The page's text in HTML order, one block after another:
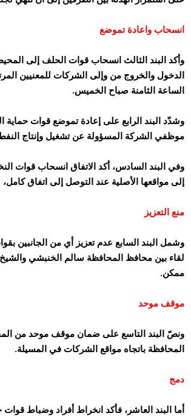
انسحاب واعادة تموضع
وأكد البند الثالث انسحاب قوات الحلف إلى
الدخول والخروج من وإلى الشركات للمعنيين
الساعة الثامنة صباح الخميس.
وشدّد البند الرابع على إعادة تموضع قوات
موظفي الشركة المسؤولة عن تشغيل وإنتاج
إلى مواقعها الأصلية عند التوصل إلى اتفاق
منع التعزيز
وشمل البند السابع عدم تعزيز أي من الجانبين
لقاء بين محافظ المحافظة سالم الخنبشي
ممكن.
موقف موحد
ونصّ البند التاسع على ضمان موقف موحد من
المحافظة باتجاه مواقع الشركات في المسيلة.
دمج
أما البند العاشر، فأكد انخراط أفراد وضباط